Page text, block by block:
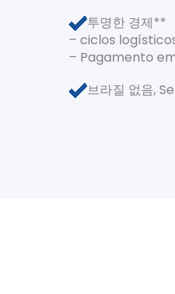
투명한 경제**
– ciclos
– Pagamento
브라질 없음,